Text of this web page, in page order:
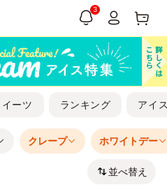
3
イーツ ランキング アイ
クレープ ホワイトデー
並べ替え